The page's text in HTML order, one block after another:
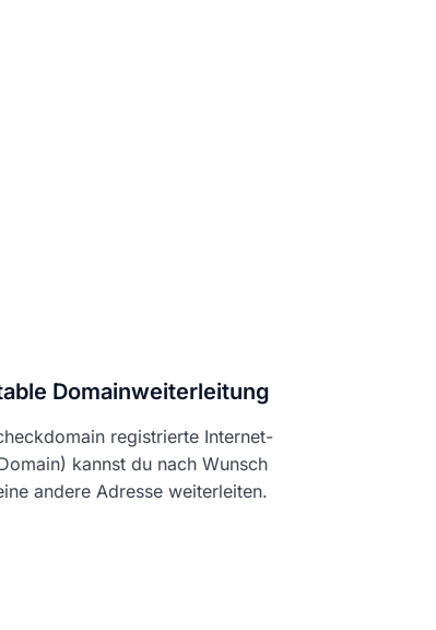
Domainweiterleitung
registrierte Internet-
kannst du nach Wunsch
andere Adresse weiterleiten.